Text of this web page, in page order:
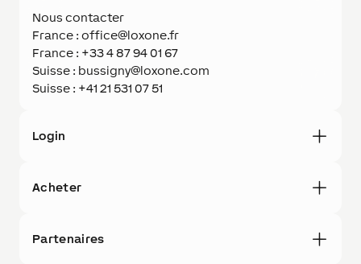
Nous contacter
France : office@loxone.fr
France : +33 4 87 94 01 67
Suisse : bussigny@loxone.com
Suisse : +41 21 531 07 51
Login
Acheter
Partenaires